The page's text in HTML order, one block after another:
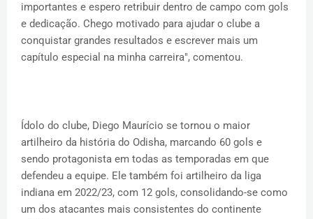
importantes e espero retribuir dentro de campo com gols
e dedicação. Chego motivado para ajudar o clube a
conquistar grandes resultados e escrever mais um
capítulo especial na minha carreira", comentou.
Ídolo do clube, Diego Maurício se tornou o maior
artilheiro da história do Odisha, marcando 60 gols e
sendo protagonista em todas as temporadas em que
defendeu a equipe. Ele também foi artilheiro da liga
indiana em 2022/23, com 12 gols, consolidando-se como
um dos atacantes mais consistentes do continente